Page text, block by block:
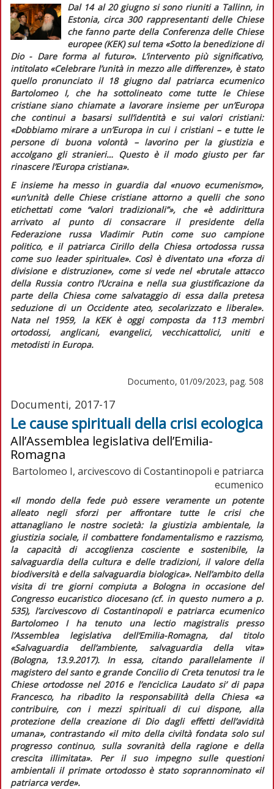
Dal 14 al 20 giugno si sono riuniti a Tallinn, in
Estonia, circa 300 rappresentanti delle Chiese
che fanno parte della Conferenza delle Chiese
europee (KEK) sul tema «Sotto la benedizione di
Dio - Dare forma al futuro». L’intervento più significativo,
intitolato «Celebrare l’unità in mezzo alle differenze», è stato
quello pronunciato il 18 giugno dal patriarca ecumenico
Bartolomeo I, che ha sottolineato come tutte le Chiese
cristiane siano chiamate a lavorare insieme per un’Europa
che continui a basarsi sull’identità e sui valori cristiani:
«Dobbiamo mirare a un’Europa in cui i cristiani – e tutte le
persone di buona volontà – lavorino per la giustizia e
accolgano gli stranieri… Questo è il modo giusto per far
rinascere l’Europa cristiana».
E insieme ha messo in guardia dal «nuovo ecumenismo»,
«un’unità delle Chiese cristiane attorno a quelli che sono
etichettati come “valori tradizionali”», che «è addirittura
arrivato al punto di consacrare il presidente della
Federazione russa Vladimir Putin come suo campione
politico, e il patriarca Cirillo della Chiesa ortodossa russa
come suo leader spirituale». Così è diventato una «forza di
divisione e distruzione», come si vede nel «brutale attacco
della Russia contro l’Ucraina e nella sua giustificazione da
parte della Chiesa come salvataggio di essa dalla pretesa
seduzione di un Occidente ateo, secolarizzato e liberale».
Nata nel 1959, la KEK è oggi composta da 113 membri
ortodossi, anglicani, evangelici, vecchicattolici, uniti e
metodisti in Europa.
Documento, 01/09/2023, pag. 508
Documenti, 2017-17
Le cause spirituali della crisi ecologica
All’Assemblea legislativa dell’Emilia-
Romagna
Bartolomeo I, arcivescovo di Costantinopoli e patriarca
ecumenico
«Il mondo della fede può essere veramente un potente
alleato negli sforzi per affrontare tutte le crisi che
attanagliano le nostre società: la giustizia ambientale, la
giustizia sociale, il combattere fondamentalismo e razzismo,
la capacità di accoglienza cosciente e sostenibile, la
salvaguardia della cultura e delle tradizioni, il valore della
biodiversità e della salvaguardia biologica». Nell’ambito della
visita di tre giorni compiuta a Bologna in occasione del
Congresso eucaristico diocesano (cf. in questo numeroa p.
535), l’arcivescovo di Costantinopoli e patriarca ecumenico
Bartolomeo I ha tenuto una lectio magistralispresso
l’Assemblea legislativa dell’Emilia-Romagna, dal titolo
«Salvaguardia dell’ambiente, salvaguardia della vita»
(Bologna, 13.9.2017). In essa, citando parallelamente il
magistero del santo e grande Concilio di Creta tenutosi tra le
Chiese ortodosse nel 2016 e l’enciclica Laudato si’ di papa
Francesco, ha ribadito la responsabilità della Chiesa «a
contribuire, con i mezzi spirituali di cui dispone, alla
protezione della creazione di Dio dagli effetti dell’avidità
umana», contrastando «il mito della civiltà fondata solo sul
progresso continuo, sulla sovranità della ragione e della
crescita illimitata». Per il suo impegno sulle questioni
ambientali il primate ortodosso è stato soprannominato «il
patriarca verde».